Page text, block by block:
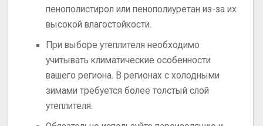
пенополистирол или пенополиуретан из-за их
высокой влагостойкости.
При выборе утеплителя необходимо
учитывать климатические особенности
вашего региона. В регионах с холодными
зимами требуется более толстый слой
утеплителя.